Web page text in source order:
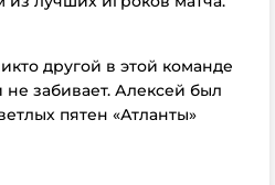
другой в этой команде
забивает. Алексей был
пятен «Атланты»